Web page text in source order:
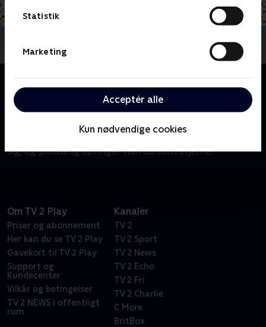
Statistik
Marketing
Acceptér alle
Kun nødvendige cookies
Serien handler om den 16-årige Tori Vega. Hun
vokser op i skyggen af sin tvillingesøster Trina, som
er familiens store funklende stjerne. Men da Tori
bliver optaget på skolen Hollywood Arts ændrer alt
sig, og pludselig springer hun ud som stjerne.
Om TV 2 Play
Priser og abonnement
Her kan du se TV 2 Play
Gavekort til TV 2 Play
Support og
Kundecenter
Vilkår og betingelser
TV 2 NEWS i offentligt
rum
Kanaler
TV 2
TV 2 Sport
TV 2 News
TV 2 Echo
TV 2 Fri
TV 2 Charlie
C More
BritBox